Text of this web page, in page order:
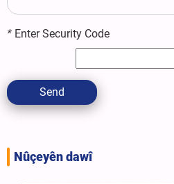
* Enter Security Code
Send
Nûçeyên dawî